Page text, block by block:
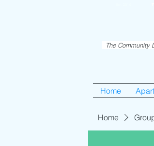
The Community
Home
Home